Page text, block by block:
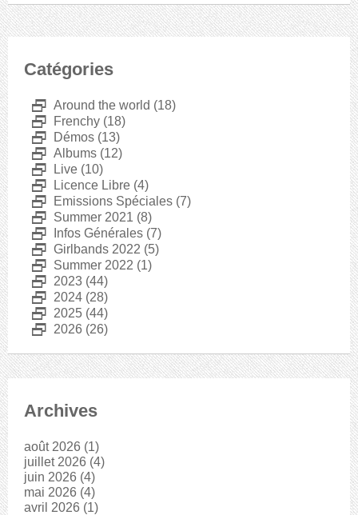
Catégories
D Around the world (18)
D Frenchy (18)
D Démos (13)
D Albums (12)
D Live (10)
D Licence Libre (4)
D Emissions Spéciales (7)
D Summer 2021 (8)
D Infos Générales (7)
D Girlbands 2022 (5)
D Summer 2022 (1)
D 2023 (44)
D 2024 (28)
D 2025 (44)
D 2026 (26)
Archives
août 2026 (1)
juillet 2026 (4)
juin 2026 (4)
mai 2026 (4)
avril 2026 (1)